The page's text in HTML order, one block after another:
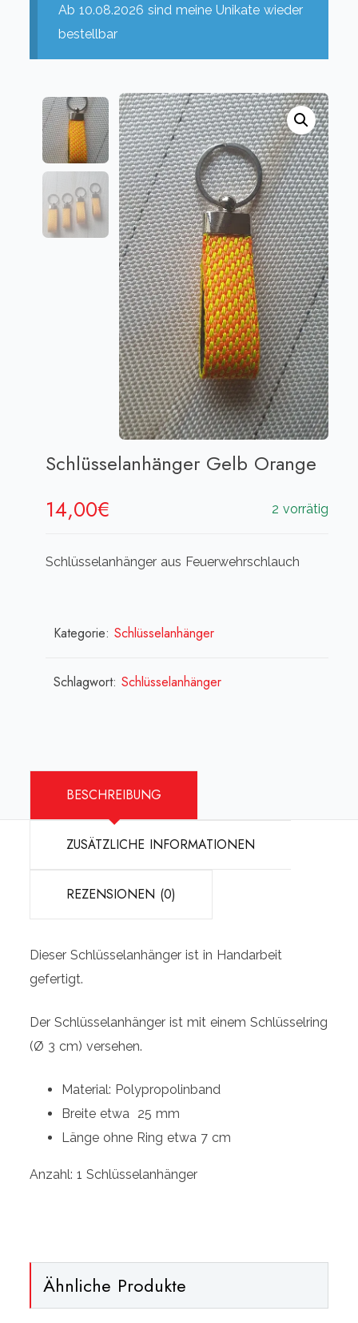
Ab 10.08.2026 sind meine Unikate wieder
bestellbar
Schlüsselanhänger Gelb Orange
14,00€ 2 vorrätig
Schlüsselanhänger aus Feuerwehrschlauch
Kategorie:Schlüsselanhänger
Schlagwort:Schlüsselanhänger
BESCHREIBUNG
ZUSÄTZLICHE INFORMATIONEN
REZENSIONEN (0)
Dieser Schlüsselanhänger ist in Handarbeit
gefertigt.
Der Schlüsselanhänger ist mit einem Schlüsselring
(Ø 3 cm) versehen.
Material: Polypropolinband
Breite etwa 25 mm
Länge ohne Ring etwa 7 cm
Anzahl: 1 Schlüsselanhänger
Ähnliche Produkte